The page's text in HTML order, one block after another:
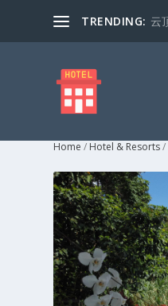
TRENDING: 云
Home / Hotel & Resorts/